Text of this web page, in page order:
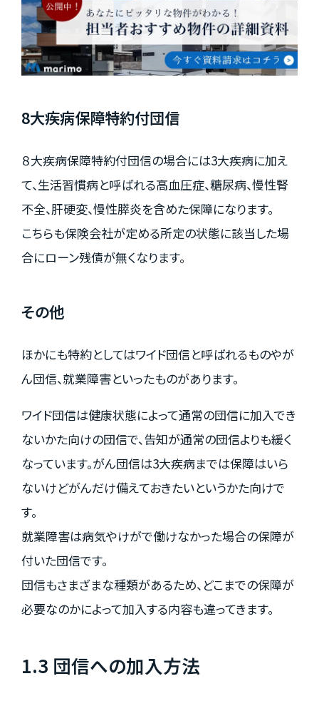
8大疾病保障特約付団信
８大疾病保障特約付団信の場合には3大疾病に加え
て、生活習慣病と呼ばれる高血圧症、糖尿病、慢性腎
不全、肝硬変、慢性膵炎を含めた保障になります。
こちらも保険会社が定める所定の状態に該当した場
合にローン残債が無くなります。
その他
ほかにも特約としてはワイド団信と呼ばれるものやが
ん団信、就業障害といったものがあります。
ワイド団信は健康状態によって通常の団信に加入でき
ないかた向けの団信で、告知が通常の団信よりも緩く
なっています。がん団信は3大疾病までは保障はいら
ないけどがんだけ備えておきたいというかた向けで
す。
就業障害は病気やけがで働けなかった場合の保障が
付いた団信です。
団信もさまざまな種類があるため、どこまでの保障が
必要なのかによって加入する内容も違ってきます。
1.3 団信への加入方法